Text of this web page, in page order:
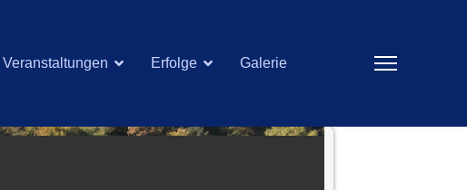
Veranstaltungen Erfolge Galerie